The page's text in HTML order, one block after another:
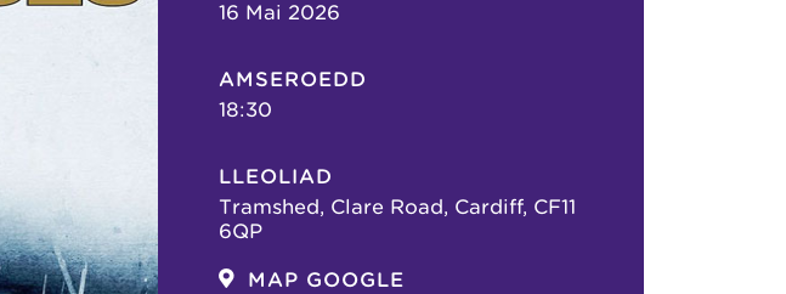
16 Mai 2026
AMSEROEDD
18:30
LLEOLIAD
Tramshed, Clare Road, Cardiff, CF11
6QP
MAP GOOGLE